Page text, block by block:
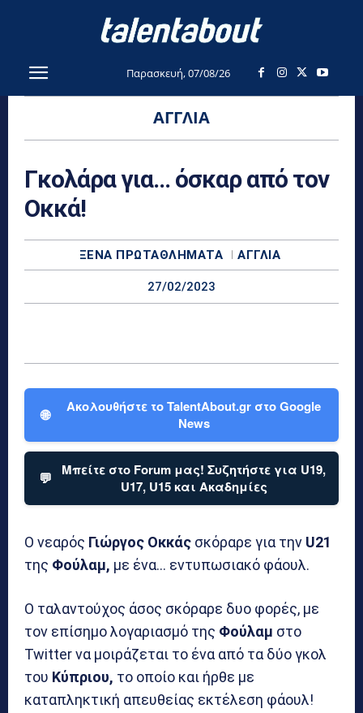
Παρασκευή, 07/08/26
ΑΓΓΛΊΑ
Γκολάρα για… όσκαρ από τον
Οκκά!
ΞΈΝΑ ΠΡΩΤΑΘΛΉΜΑΤΑ ΑΓΓΛΊΑ
27/02/2023
🌐
Ακολουθήστε το TalentAbout.gr στο Google
News
💬
Μπείτε στο Forum μας! Συζητήστε για U19,
U17, U15 και Ακαδημίες
Ο νεαρός Γιώργος Οκκάς σκόραρε για την U21
της Φούλαμ, με ένα… εντυπωσιακό φάουλ.
Ο ταλαντούχος άσος σκόραρε δυο φορές, με
τον επίσημο λογαριασμό της Φούλαμ στο
Twitter να μοιράζεται το ένα από τα δύο γκολ
του Κύπριου, το οποίο και ήρθε με
καταπληκτική απευθείας εκτέλεση φάουλ!